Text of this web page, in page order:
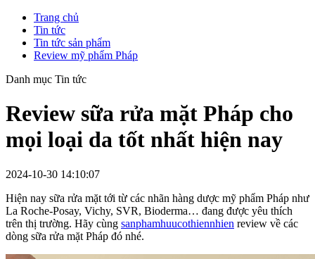
Trang chủ
Tin tức
Tin tức sản phẩm
Review mỹ phẩm Pháp
Danh mục Tin tức
Review sữa rửa mặt Pháp cho
mọi loại da tốt nhất hiện nay
2024-10-30 14:10:07
Hiện nay sữa rửa mặt tới từ các nhãn hàng dược mỹ phẩm Pháp như
La Roche-Posay, Vichy, SVR, Bioderma… đang được yêu thích
trên thị trường. Hãy cùng sanphamhuucothiennhien review về các
dòng sữa rửa mặt Pháp đó nhé.